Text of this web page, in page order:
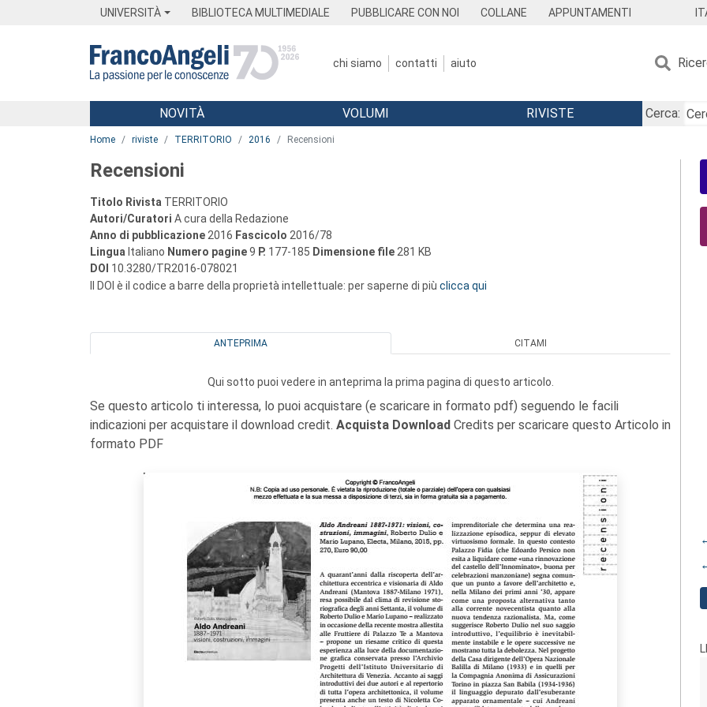
UNIVERSITÀ BIBLIOTECA MULTIMEDIALE PUBBLICARE CON NOI COLLANE APPUNTAMENTI
chi siamo contatti aiuto
Menu
NOVITÀ VOLUMI RIVISTE
Cerca:
Home riviste TERRITORIO 2016 Recensioni
Recensioni
Titolo Rivista TERRITORIO
Autori/Curatori A cura della Redazione
Anno di pubblicazione 2016 Fascicolo 2016/78
Lingua Italiano Numero pagine9 P. 177-185 Dimensione file 281 KB
DOI 10.3280/TR2016-078021
Il DOI è il codice a barre della proprietà intellettuale: per saperne di più clicca qui
ANTEPRIMA CITAMI
Qui sotto puoi vedere in anteprima la prima pagina di questo articolo.
Se questo articolo ti interessa, lo puoi acquistare (e scaricare in formato pdf) seguendo le facili
indicazioni per acquistare il download credit. Acquista Download Credits per scaricare questo Articolo in
formato PDF